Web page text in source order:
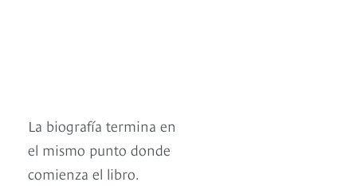
La biografía termina en
el mismo punto donde
comienza el libro.